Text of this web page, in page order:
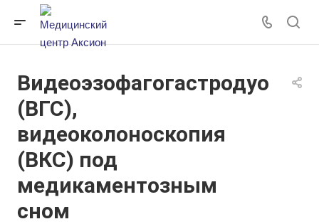
(ВГС),
видеоколоноскопия
(ВКС) под
медикаментозным
сном